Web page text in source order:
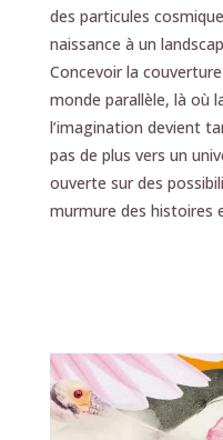
des particules
naissance à un
Concevoir la couverture
monde parallèle, là où
l’imagination devient
pas de plus vers un
ouverte sur des
murmure des histoires